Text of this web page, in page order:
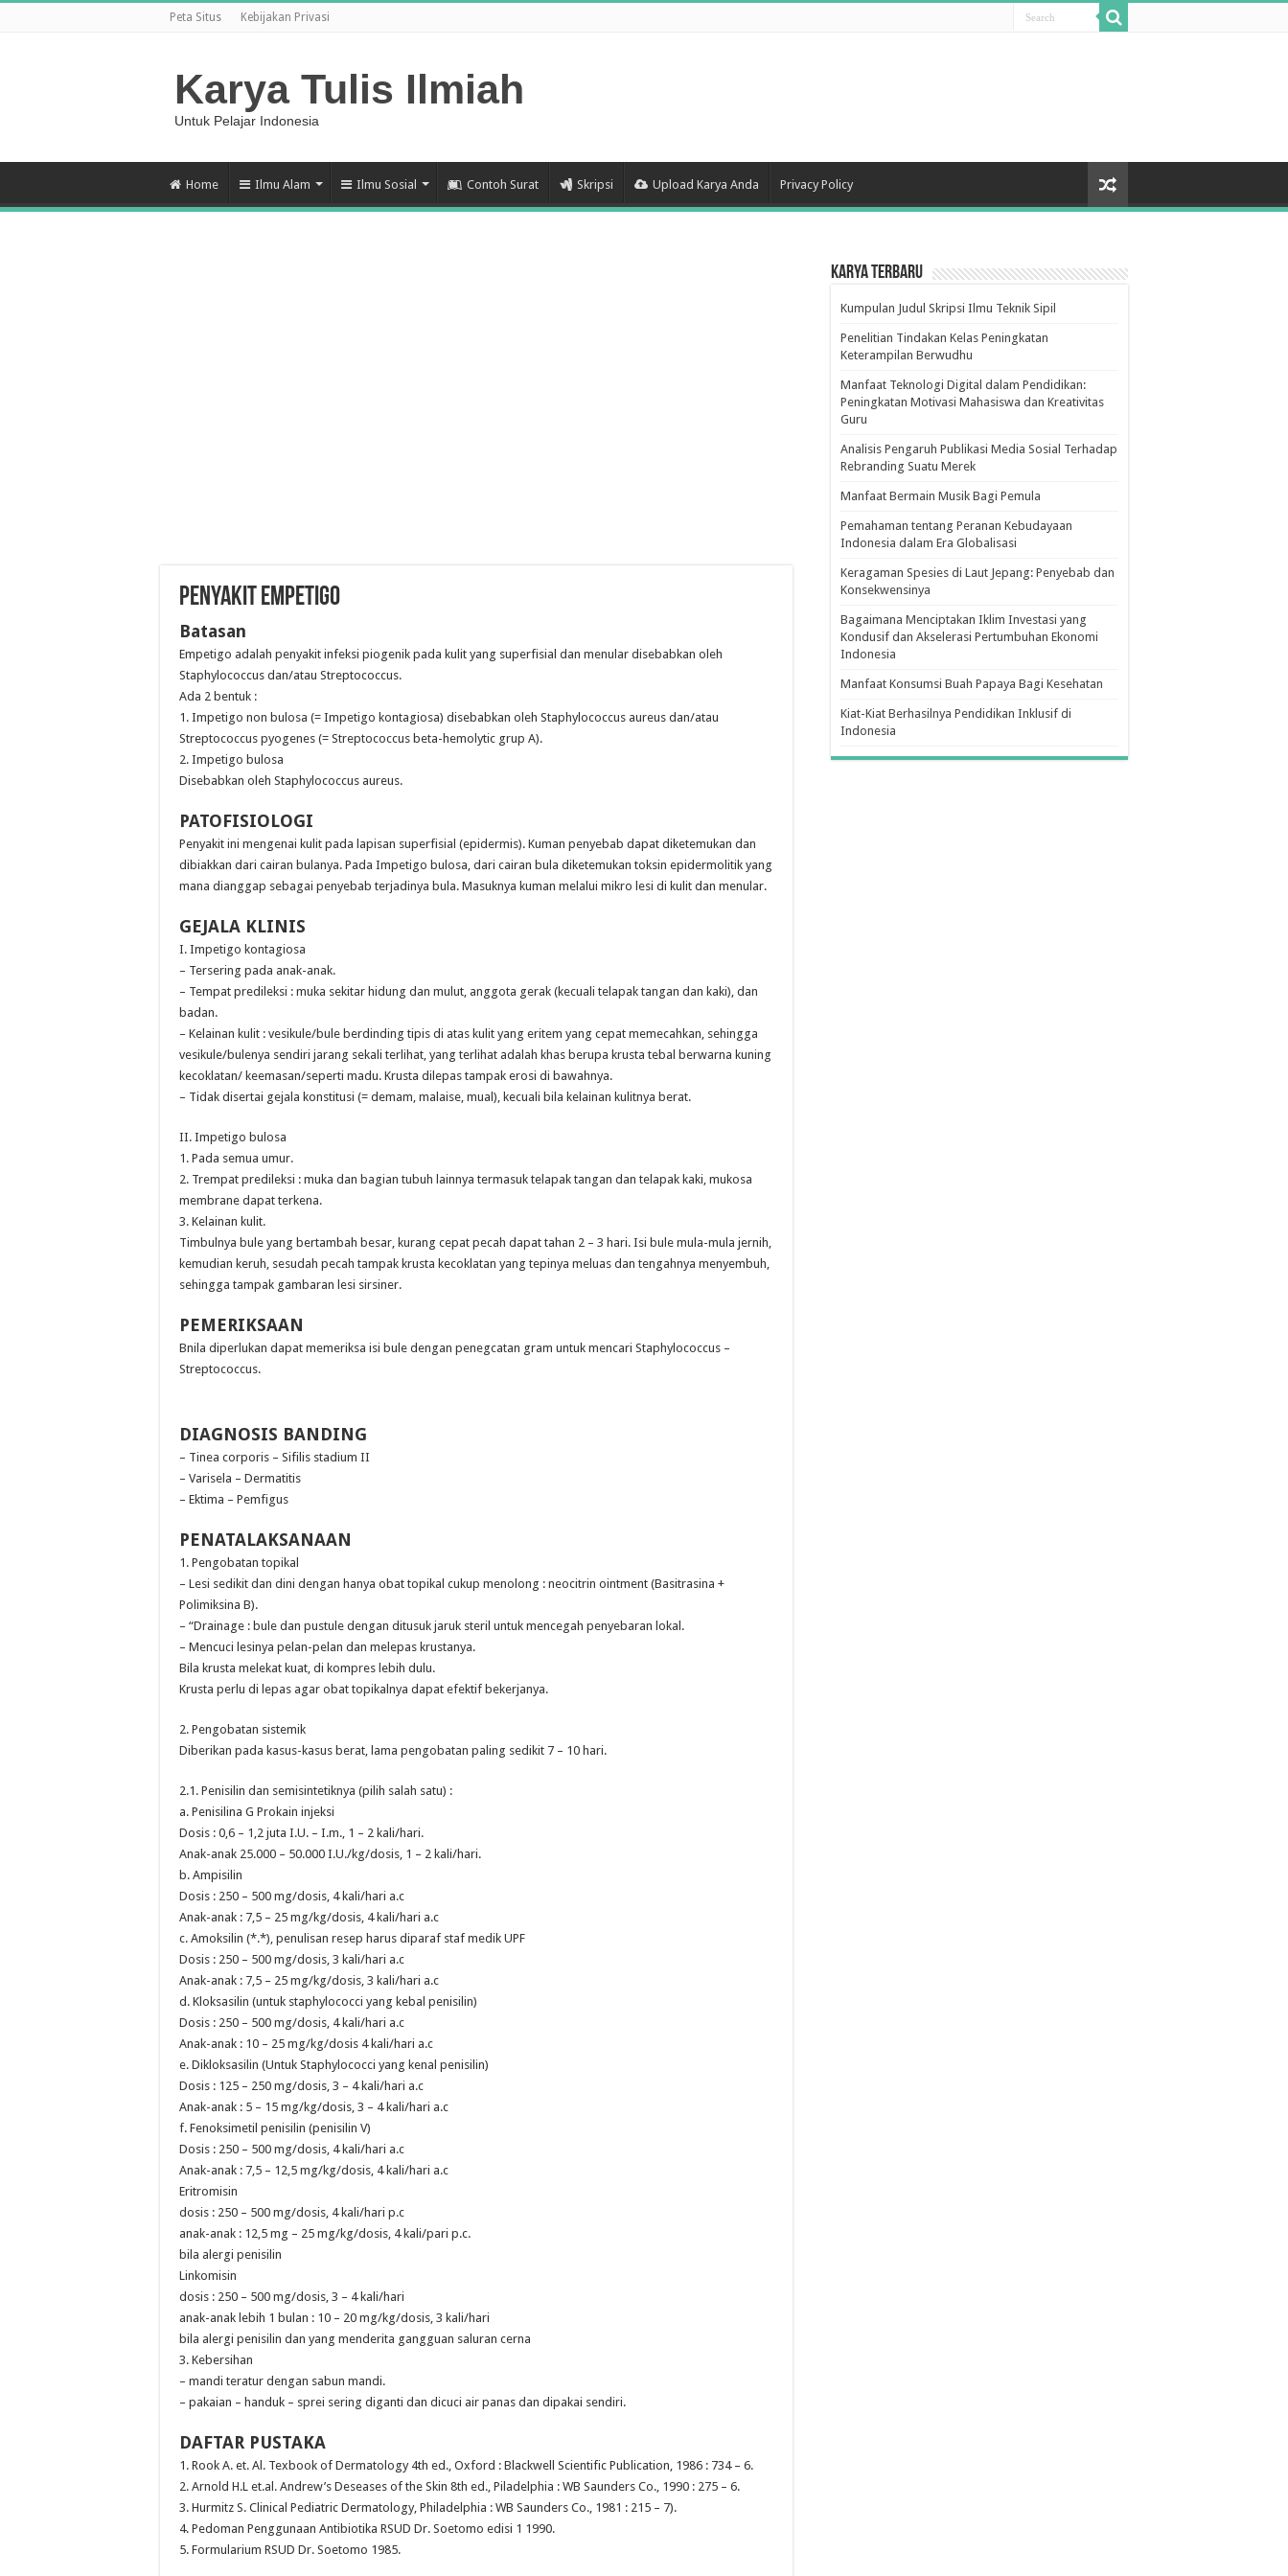
Peta Situs Kebijakan Privasi
Karya Tulis Ilmiah
Untuk Pelajar Indonesia
Home Ilmu Alam Ilmu Sosial Contoh Surat Skripsi Upload Karya Anda Privacy Policy
PENYAKIT EMPETIGO
Batasan
Empetigo adalah penyakit infeksi piogenik pada kulit yang superfisial dan menular disebabkan oleh
Staphylococcus dan/atau Streptococcus.
Ada 2 bentuk :
1. Impetigo non bulosa (= Impetigo kontagiosa) disebabkan oleh Staphylococcus aureus dan/atau
Streptococcus pyogenes (= Streptococcus beta-hemolytic grup A).
2. Impetigo bulosa
Disebabkan oleh Staphylococcus aureus.
PATOFISIOLOGI
Penyakit ini mengenai kulit pada lapisan superfisial (epidermis). Kuman penyebab dapat diketemukan dan
dibiakkan dari cairan bulanya. Pada Impetigo bulosa, dari cairan bula diketemukan toksin epidermolitik yang
mana dianggap sebagai penyebab terjadinya bula. Masuknya kuman melalui mikro lesi di kulit dan menular.
GEJALA KLINIS
I. Impetigo kontagiosa
– Tersering pada anak-anak.
– Tempat predileksi : muka sekitar hidung dan mulut, anggota gerak (kecuali telapak tangan dan kaki), dan
badan.
– Kelainan kulit : vesikule/bule berdinding tipis di atas kulit yang eritem yang cepat memecahkan, sehingga
vesikule/bulenya sendiri jarang sekali terlihat, yang terlihat adalah khas berupa krusta tebal berwarna kuning
kecoklatan/ keemasan/seperti madu. Krusta dilepas tampak erosi di bawahnya.
– Tidak disertai gejala konstitusi (= demam, malaise, mual), kecuali bila kelainan kulitnya berat.
II. Impetigo bulosa
1. Pada semua umur.
2. Trempat predileksi : muka dan bagian tubuh lainnya termasuk telapak tangan dan telapak kaki, mukosa
membrane dapat terkena.
3. Kelainan kulit.
Timbulnya bule yang bertambah besar, kurang cepat pecah dapat tahan 2 – 3 hari. Isi bule mula-mula jernih,
kemudian keruh, sesudah pecah tampak krusta kecoklatan yang tepinya meluas dan tengahnya menyembuh,
sehingga tampak gambaran lesi sirsiner.
PEMERIKSAAN
Bnila diperlukan dapat memeriksa isi bule dengan penegcatan gram untuk mencari Staphylococcus –
Streptococcus.
DIAGNOSIS BANDING
– Tinea corporis – Sifilis stadium II
– Varisela – Dermatitis
– Ektima – Pemfigus
PENATALAKSANAAN
1. Pengobatan topikal
– Lesi sedikit dan dini dengan hanya obat topikal cukup menolong : neocitrin ointment (Basitrasina +
Polimiksina B).
– “Drainage : bule dan pustule dengan ditusuk jaruk steril untuk mencegah penyebaran lokal.
– Mencuci lesinya pelan-pelan dan melepas krustanya.
Bila krusta melekat kuat, di kompres lebih dulu.
Krusta perlu di lepas agar obat topikalnya dapat efektif bekerjanya.
2. Pengobatan sistemik
Diberikan pada kasus-kasus berat, lama pengobatan paling sedikit 7 – 10 hari.
2.1. Penisilin dan semisintetiknya (pilih salah satu) :
a. Penisilina G Prokain injeksi
Dosis : 0,6 – 1,2 juta I.U. – I.m., 1 – 2 kali/hari.
Anak-anak 25.000 – 50.000 I.U./kg/dosis, 1 – 2 kali/hari.
b. Ampisilin
Dosis : 250 – 500 mg/dosis, 4 kali/hari a.c
Anak-anak : 7,5 – 25 mg/kg/dosis, 4 kali/hari a.c
c. Amoksilin (*.*), penulisan resep harus diparaf staf medik UPF
Dosis : 250 – 500 mg/dosis, 3 kali/hari a.c
Anak-anak : 7,5 – 25 mg/kg/dosis, 3 kali/hari a.c
d. Kloksasilin (untuk staphylococci yang kebal penisilin)
Dosis : 250 – 500 mg/dosis, 4 kali/hari a.c
Anak-anak : 10 – 25 mg/kg/dosis 4 kali/hari a.c
e. Dikloksasilin (Untuk Staphylococci yang kenal penisilin)
Dosis : 125 – 250 mg/dosis, 3 – 4 kali/hari a.c
Anak-anak : 5 – 15 mg/kg/dosis, 3 – 4 kali/hari a.c
f. Fenoksimetil penisilin (penisilin V)
Dosis : 250 – 500 mg/dosis, 4 kali/hari a.c
Anak-anak : 7,5 – 12,5 mg/kg/dosis, 4 kali/hari a.c
Eritromisin
dosis : 250 – 500 mg/dosis, 4 kali/hari p.c
anak-anak : 12,5 mg – 25 mg/kg/dosis, 4 kali/pari p.c.
bila alergi penisilin
Linkomisin
dosis : 250 – 500 mg/dosis, 3 – 4 kali/hari
anak-anak lebih 1 bulan : 10 – 20 mg/kg/dosis, 3 kali/hari
bila alergi penisilin dan yang menderita gangguan saluran cerna
3. Kebersihan
– mandi teratur dengan sabun mandi.
– pakaian – handuk – sprei sering diganti dan dicuci air panas dan dipakai sendiri.
DAFTAR PUSTAKA
1. Rook A. et. Al. Texbook of Dermatology 4th ed., Oxford : Blackwell Scientific Publication, 1986 : 734 – 6.
2. Arnold H.L et.al. Andrew’s Deseases of the Skin 8th ed., Piladelphia : WB Saunders Co., 1990 : 275 – 6.
3. Hurmitz S. Clinical Pediatric Dermatology, Philadelphia : WB Saunders Co., 1981 : 215 – 7).
4. Pedoman Penggunaan Antibiotika RSUD Dr. Soetomo edisi 1 1990.
5. Formularium RSUD Dr. Soetomo 1985.
Karya Terbaru
Kumpulan Judul Skripsi Ilmu Teknik Sipil
Penelitian Tindakan Kelas Peningkatan
Keterampilan Berwudhu
Manfaat Teknologi Digital dalam Pendidikan:
Peningkatan Motivasi Mahasiswa dan Kreativitas
Guru
Analisis Pengaruh Publikasi Media Sosial Terhadap
Rebranding Suatu Merek
Manfaat Bermain Musik Bagi Pemula
Pemahaman tentang Peranan Kebudayaan
Indonesia dalam Era Globalisasi
Keragaman Spesies di Laut Jepang: Penyebab dan
Konsekwensinya
Bagaimana Menciptakan Iklim Investasi yang
Kondusif dan Akselerasi Pertumbuhan Ekonomi
Indonesia
Manfaat Konsumsi Buah Papaya Bagi Kesehatan
Kiat-Kiat Berhasilnya Pendidikan Inklusif di
Indonesia